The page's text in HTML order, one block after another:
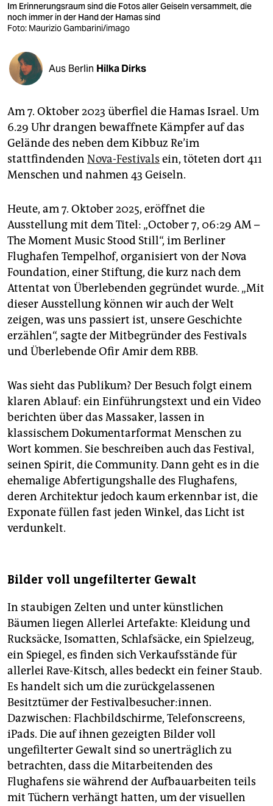
shop
fragen & hilfe
unterstützen
abo
genossenschaft
epaper login
Im Erinnerungsraum sind die Fotos aller Geiseln versammelt, die
noch immer in der Hand der Hamas sind
Foto: Maurizio Gambarini/imago
Aus Berlin Hilka Dirks
Am 7. Oktober 2023 überfiel die Hamas Israel. Um
6.29 Uhr drangen bewaffnete Kämpfer auf das
Gelände des neben dem Kibbuz Re’im
stattfindenden Nova-Festivals ein, töteten dort 411
Menschen und nahmen 43 Geiseln.
Heute, am 7. Oktober 2025, eröffnet die
Ausstellung mit dem Titel: „October 7, 06:29 AM –
The Moment Music Stood Still“, im Berliner
Flughafen Tempelhof, organisiert von der Nova
Founda­tion, einer Stiftung, die kurz nach dem
Attentat von Überlebenden gegründet wurde. „Mit
dieser Ausstellung können wir auch der Welt
zeigen, was uns passiert ist, unsere Geschichte
erzählen“, sagte der Mitbegründer des Festivals
und Überlebende Ofir Amir dem RBB.
Was sieht das Publikum? Der Besuch folgt einem
klaren Ablauf: ein Einführungstext und ein Video
berichten über das Massaker, lassen in
klassischem Dokumentarformat Menschen zu
Wort kommen. Sie beschreiben auch das Festival,
seinen Spirit, die Community. Dann geht es in die
ehemalige Abfertigungshalle des Flughafens,
deren Architektur jedoch kaum erkennbar ist, die
Exponate füllen fast jeden Winkel, das Licht ist
verdunkelt.
Bilder voll ungefilterter Gewalt
In staubigen Zelten und unter künstlichen
Bäumen liegen Allerlei Artefakte: Kleidung und
Rucksäcke, Isomatten, Schlafsäcke, ein Spielzeug,
ein Spiegel, es finden sich Verkaufsstände für
allerlei Rave-Kitsch, alles bedeckt ein feiner Staub.
Es handelt sich um die zurückgelassenen
Besitztümer der Festivalbesucher:innen.
Dazwischen: Flachbildschirme, Telefonscreens,
iPads. Die auf ihnen gezeigten Bilder voll
ungefilterter Gewalt sind so unerträglich zu
betrachten, dass die Mitarbeitenden des
Flughafens sie während der Aufbauarbeiten teils
mit Tüchern verhängt hatten, um der visuellen